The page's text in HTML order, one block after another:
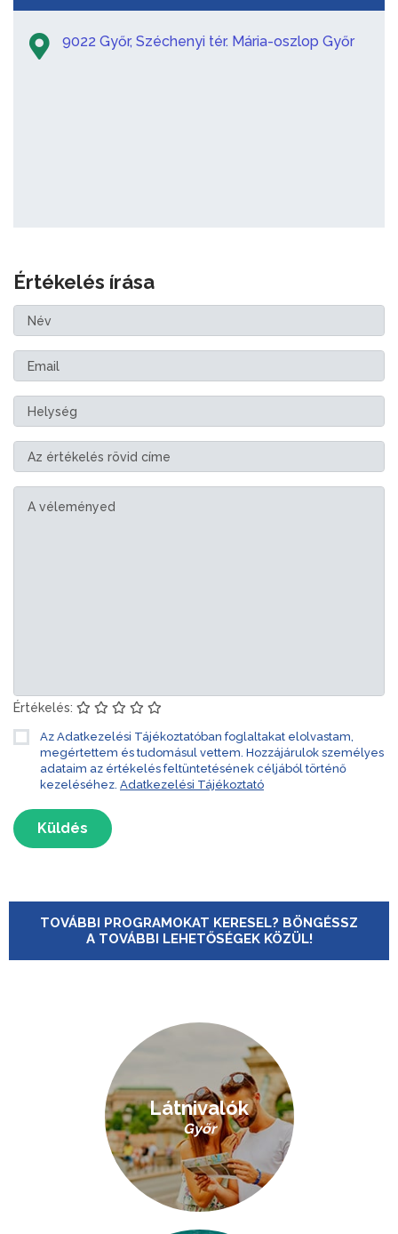
9022 Győr, Széchenyi tér. Mária-oszlop Győr
Értékelés írása
Értékelés:
Az Adatkezelési Tájékoztatóban foglaltakat elolvastam,
megértettem és tudomásul vettem. Hozzájárulok személyes
adataim az értékelés feltüntetésének céljából történő
kezeléséhez. Adatkezelési Tájékoztató
Küldés
TOVÁBBI PROGRAMOKAT KERESEL? BÖNGÉSSZ
A TOVÁBBI LEHETŐSÉGEK KÖZÜL!
Látnivalók
Győr